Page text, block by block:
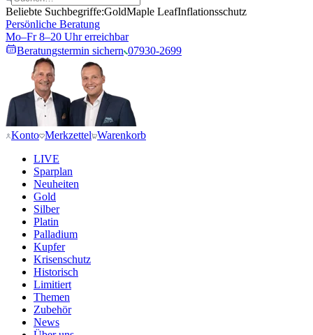
Beliebte Suchbegriffe:GoldMaple LeafInflationsschutz
Persönliche Beratung
Mo–Fr 8–20 Uhr erreichbar
Beratungstermin sichern 07930-2699
Konto Merkzettel Warenkorb
LIVE
Sparplan
Neuheiten
Gold
Silber
Platin
Palladium
Kupfer
Krisenschutz
Historisch
Limitiert
Themen
Zubehör
News